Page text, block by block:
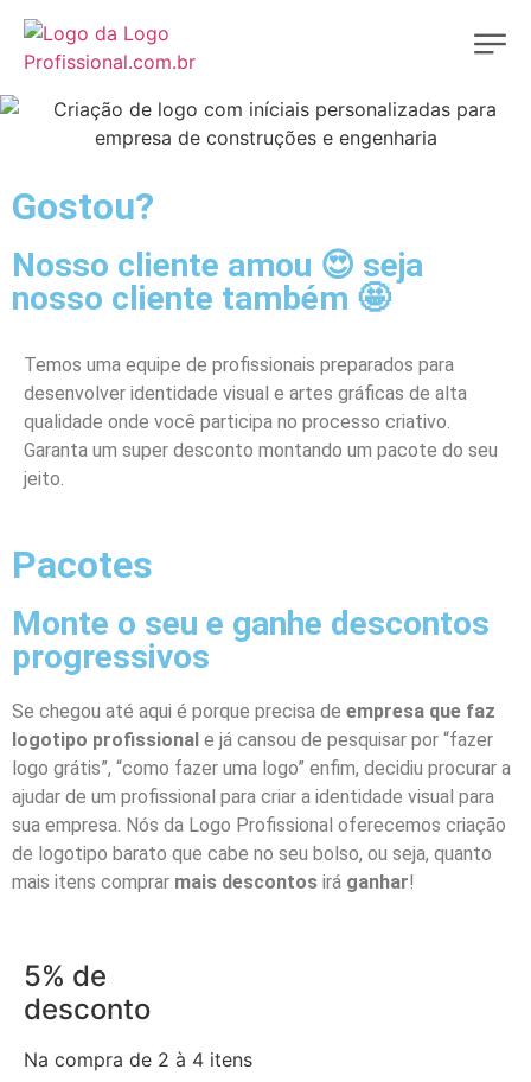
Gostou?
Nosso cliente amou 😍 seja
nosso cliente também 🤩
Temos uma equipe de profissionais preparados para
desenvolver identidade visual e artes gráficas de alta
qualidade onde você participa no processo criativo.
Garanta um super desconto montando um pacote do seu
jeito.
Pacotes
Monte o seu e ganhe descontos
progressivos
Se chegou até aqui é porque precisa de empresa que faz
logotipo profissional e já cansou de pesquisar por “fazer
logo grátis”, “como fazer uma logo” enfim, decidiu procurar a
ajudar de um profissional para criar a identidade visual para
sua empresa. Nós da Logo Profissional oferecemos criação
de logotipo barato que cabe no seu bolso, ou seja, quanto
mais itens comprar mais descontos irá ganhar!
5% de
desconto
Na compra de 2 à 4 itens